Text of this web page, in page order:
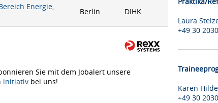
Energie,
Berlin DIHK
Sie mit dem Jobalert unsere
initiativ bei uns!
Laura
+49 30
Karen
+49 30